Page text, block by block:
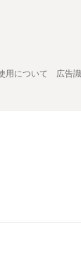
用について 広告